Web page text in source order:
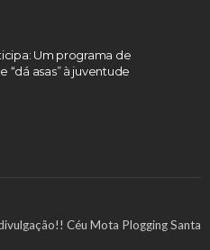
Um programa de
“dá asas” à juventude
Céu Mota Plogging Santa